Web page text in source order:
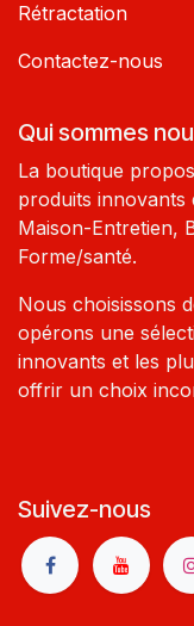
Rétractation
Contactez-nous
Qui sommes
La boutique
produits innovants
Maison-Entretien,
Forme/santé.
Nous choisissons
opérons une
innovants et les
offrir un choix
Suivez-nous